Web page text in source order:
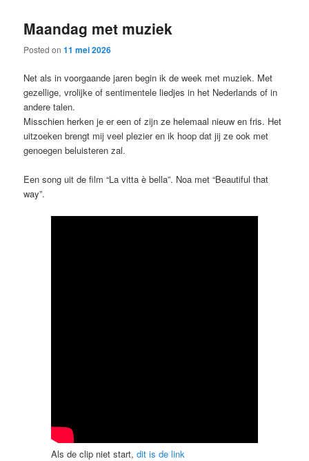
content
content
Maandag met muziek
Posted on11 mei 2026
Net als in voorgaande jaren begin ik de week met muziek. Met
gezellige, vrolijke of sentimentele liedjes in het Nederlands of in
andere talen.
Misschien herken je er een of zijn ze helemaal nieuw en fris. Het
uitzoeken brengt mij veel plezier en ik hoop dat jij ze ook met
genoegen beluisteren zal.
Een song uit de film “La vitta è bella”. Noa met “Beautiful that
way”.
Als de clip niet start,dit is de link